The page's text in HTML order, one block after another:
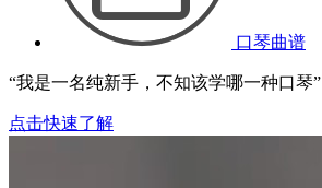
口琴曲谱
“我是一名纯新手，不知该学哪一种口琴”
点击快速了解